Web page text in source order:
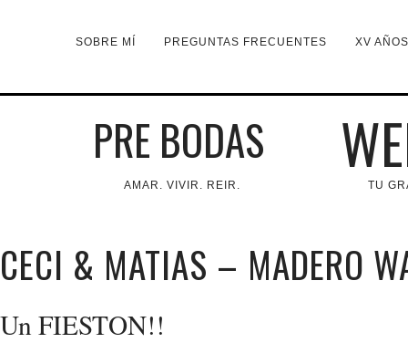
SOBRE MÍ PREGUNTAS FRECUENTES XV
PRE BODAS
AMAR. VIVIR. REIR. TU
CECI & MATIAS – MADERO
Un FIESTON!!